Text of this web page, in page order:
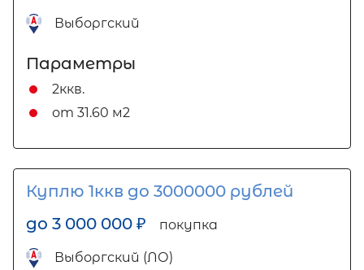
Выборгский
Параметры
2ккв.
от 31.60 м2
Куплю 1ккв до 3000000 рублей
до 3 000 000 ₽ покупка
Выборгский (ЛО)